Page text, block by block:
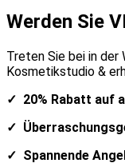
Werden Sie
Treten Sie bei in der
Kosmetikstudio &
✓ 20% Rabatt auf
✓
✓ Spannende